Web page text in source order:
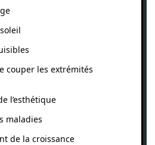
couper les extrémités
l’esthétique
maladies
de la croissance